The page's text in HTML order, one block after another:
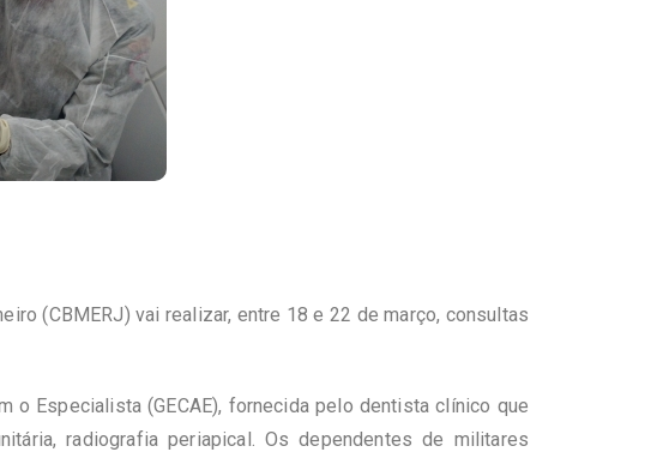
(CBMERJ) vai realizar, entre 18 e 22 de março, consultas
o Especialista (GECAE), fornecida pelo dentista clínico que
radiografia periapical. Os dependentes de militares